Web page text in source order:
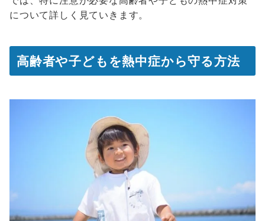
について詳しく見ていきます。
高齢者や子どもを熱中症から守る方法